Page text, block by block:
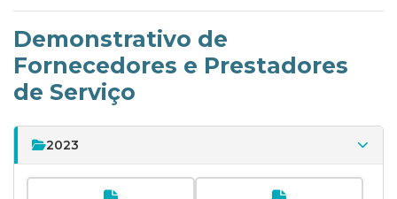
Demonstrativo de
Fornecedores e Prestadores
de Serviço
2023